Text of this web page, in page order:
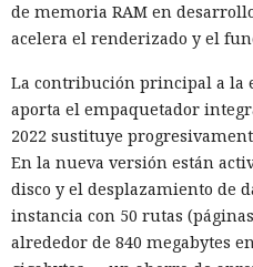
de memoria RAM en
acelera el renderizado y el
La contribución principal a la
aporta el empaquetador
2022 sustituye
En la nueva versión están
disco y el desplazamiento de
instancia con 50 rutas
alrededor de 840 megabytes